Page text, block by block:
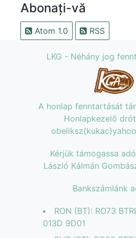
Abonați-vă
Atom 1.0 RSS
LKG - Néhány jog
A honlap fenntartását
Honlapkezelő
Kérjük támogassa
László Kálmán
Bankszámlánk
RON (BT): RO73
013D 9D01